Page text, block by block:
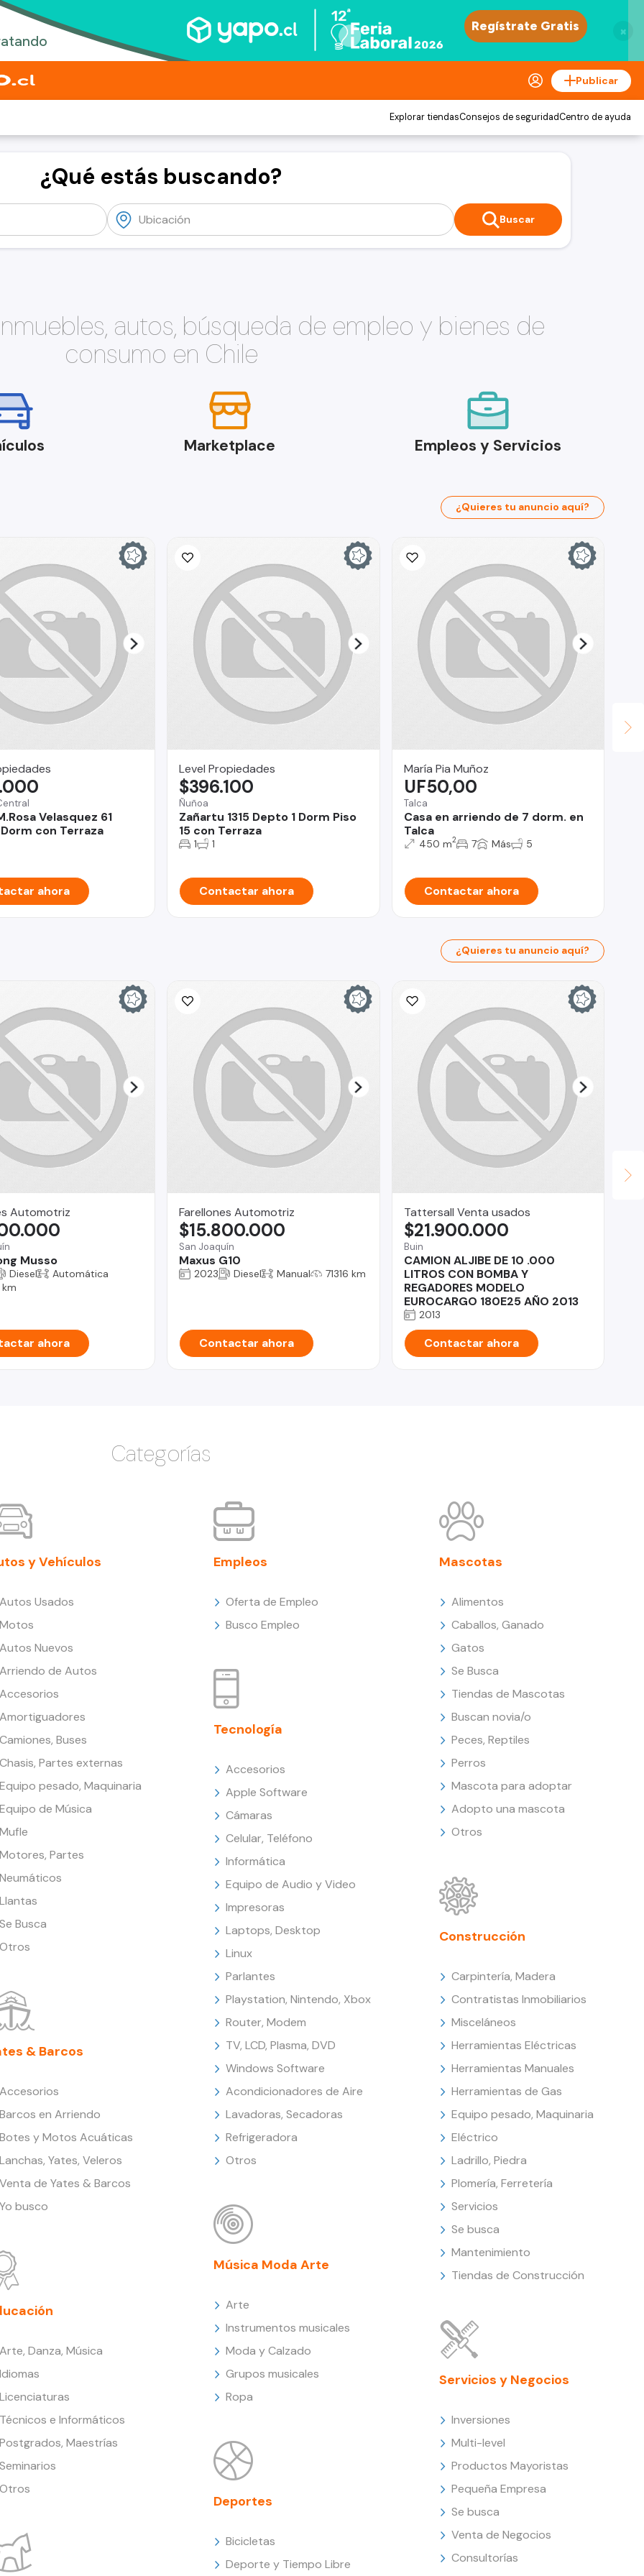
×
Publicar
Explorar tiendasConsejos de seguridadCentro de ayuda
¿Qué estás buscando?
Buscar
autos, búsqueda de empleo y bienes de
consumo en Chile
Marketplace Empleos y Servicios
¿Quieres tu anuncio aquí?
Velasquez 61
con Terraza
ahora
Level Propiedades
Ñuñoa
Zañartu 1315 Depto 1 Dorm Piso
15 con Terraza
$396.100
1 1
Contactar ahora
María Pia Muñoz
Talca
Casa en arriendo de 7 dorm. en
Talca
UF50,00
450 m2 7 Más 5
Contactar ahora
¿Quieres tu anuncio aquí?
Automotriz
Musso
Diesel
Automática
km
ahora
Farellones Automotriz
San Joaquín
Maxus G10
$15.800.000
2023 Diesel Manual 71316 km
Contactar ahora
Tattersall Venta usados
Buin
CAMION ALJIBE DE 10 .000
LITROS CON BOMBA Y
REGADORES MODELO
EUROCARGO 180E25 AÑO 2013
$21.900.000
2013
Contactar ahora
Categorías
y Vehículos
Usados
Nuevos
de Autos
Buses
Partes externas
pesado, Maquinaria
de Música
Partes
Busca
& Barcos
en Arriendo
y Motos Acuáticas
Yates, Veleros
de Yates & Barcos
busco
Danza, Música
e Informáticos
Maestrías
Empleos
Oferta de Empleo
Busco Empleo
Tecnología
Accesorios
Apple Software
Cámaras
Celular, Teléfono
Informática
Equipo de Audio y Video
Impresoras
Laptops, Desktop
Linux
Parlantes
Playstation, Nintendo, Xbox
Router, Modem
TV, LCD, Plasma, DVD
Windows Software
Acondicionadores de Aire
Lavadoras, Secadoras
Refrigeradora
Otros
Música Moda Arte
Arte
Instrumentos musicales
Moda y Calzado
Grupos musicales
Ropa
Deportes
Bicicletas
Deporte y Tiempo Libre
Mascotas
Alimentos
Caballos, Ganado
Gatos
Se Busca
Tiendas de Mascotas
Buscan novia/o
Peces, Reptiles
Perros
Mascota para adoptar
Adopto una mascota
Otros
Construcción
Carpintería, Madera
Contratistas Inmobiliarios
Misceláneos
Herramientas Eléctricas
Herramientas Manuales
Herramientas de Gas
Equipo pesado, Maquinaria
Eléctrico
Ladrillo, Piedra
Plomería, Ferretería
Servicios
Se busca
Mantenimiento
Tiendas de Construcción
Servicios y Negocios
Inversiones
Multi-level
Productos Mayoristas
Pequeña Empresa
Se busca
Venta de Negocios
Consultorías